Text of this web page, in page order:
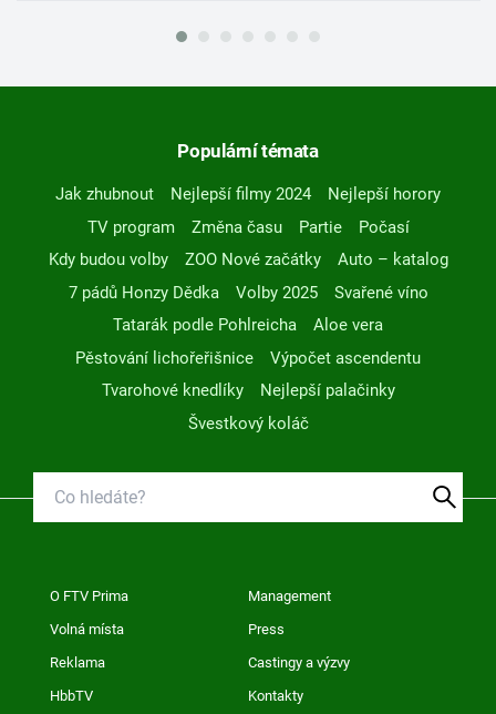
Populární témata
Jak zhubnout Nejlepší filmy 2024
Nejlepší horory
TV program
Změna času Partie
Počasí
Kdy budou volby
ZOO Nové začátky
Auto – katalog
7 pádů Honzy Dědka
Volby 2025
Svařené víno
Tatarák podle Pohlreicha
Aloe vera
Pěstování lichořeřišnice
Výpočet ascendentu
Tvarohové knedlíky
Nejlepší palačinky
Švestkový koláč
O FTV Prima Management
Volná místa Press
Reklama Castingy a výzvy
HbbTV Kontakty